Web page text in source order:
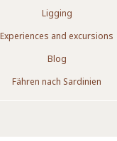
Ligging
Experiences and excursions
Blog
Fähren nach Sardinien